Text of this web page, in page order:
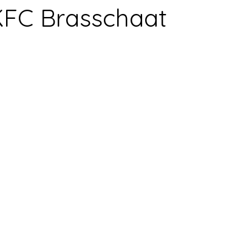
Brasschaat